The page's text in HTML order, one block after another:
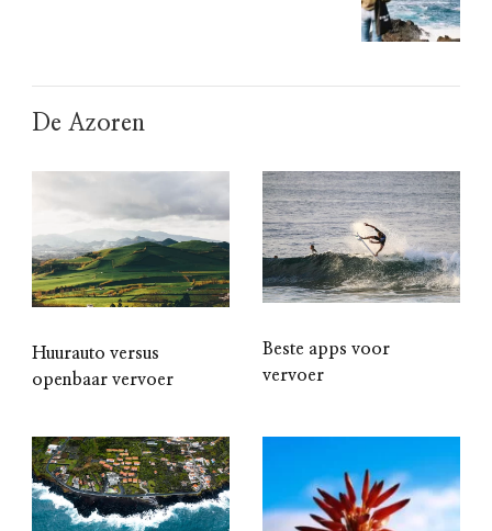
De Azoren
Huurauto versus
openbaar vervoer
Beste apps voor
vervoer